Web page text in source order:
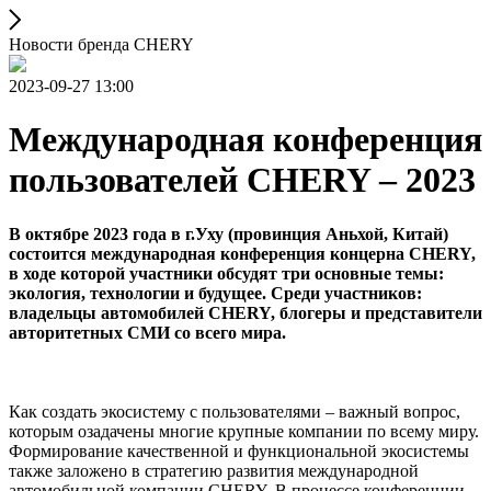
Новости бренда CHERY
2023-09-27 13:00
Международная конференция
пользователей CHERY – 2023
В октябре 2023 года в г.Уху (провинция Аньхой, Китай)
состоится международная конференция концерна CHERY,
в ходе которой участники обсудят три основные темы:
экология, технологии и будущее. Среди участников:
владельцы автомобилей CHERY, блогеры и представители
авторитетных СМИ со всего мира.
Как создать экосистему с пользователями – важный вопрос,
которым озадачены многие крупные компании по всему миру.
Формирование качественной и функциональной экосистемы
также заложено в стратегию развития международной